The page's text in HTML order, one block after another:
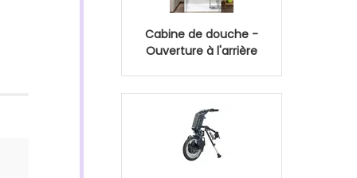
Cabine de douche -
Ouverture à l'arrière